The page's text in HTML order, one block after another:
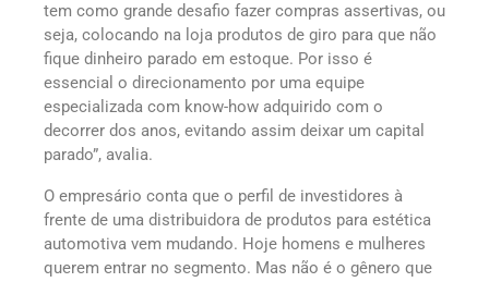
tem como grande desafio fazer compras assertivas, ou
seja, colocando na loja produtos de giro para que não
fique dinheiro parado em estoque. Por isso é
essencial o direcionamento por uma equipe
especializada com know-how adquirido com o
decorrer dos anos, evitando assim deixar um capital
parado”, avalia.
O empresário conta que o perfil de investidores à
frente de uma distribuidora de produtos para estética
automotiva vem mudando. Hoje homens e mulheres
querem entrar no segmento. Mas não é o gênero que